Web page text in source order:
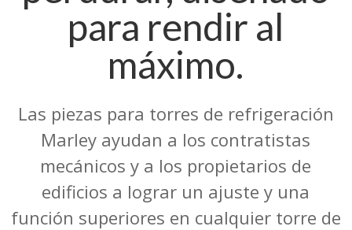
para rendir al
máximo.
Las piezas para torres de refrigeración
Marley ayudan a los contratistas
mecánicos y a los propietarios de
edificios a lograr un ajuste y una
función superiores en cualquier torre de